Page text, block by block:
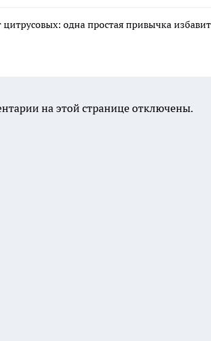
цитрусовых: одна простая привычка
на этой странице отключены.